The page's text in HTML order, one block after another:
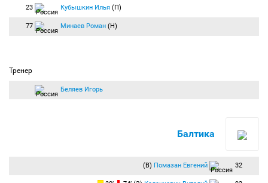
23 Кубышкин Илья (П)
77 Минаев Роман (Н)
Тренер
Беляев Игорь
Балтика
(В) Помазан Евгений 32